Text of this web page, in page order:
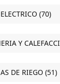
(70)
Y
DE RIEGO (51)